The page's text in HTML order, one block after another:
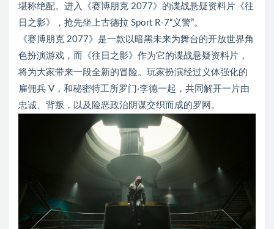
堪称绝配。进入《赛博朋克 2077》的谍战悬疑资料片《往
日之影》，抢先坐上古德拉 Sport R-7“义警”。
《赛博朋克 2077》是一款以暗黑未来为舞台的开放世界角
色扮演游戏，而《往日之影》作为它的谍战悬疑资料片，
将为大家带来一段全新的冒险。玩家扮演经过义体强化的
雇佣兵 V，和秘密特工所罗门·李德一起，共同解开一片由
忠诚、背叛，以及险恶政治阴谋交织而成的罗网。